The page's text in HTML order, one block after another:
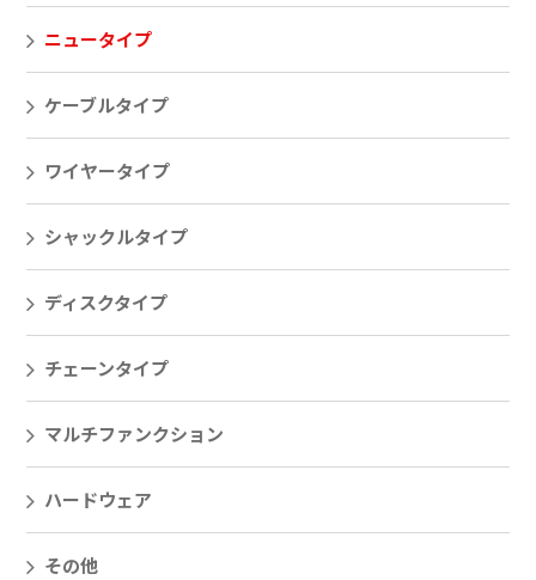
ニュータイプ
ケーブルタイプ
ワイヤータイプ
シャックルタイプ
ディスクタイプ
チェーンタイプ
マルチファンクション
ハードウェア
その他